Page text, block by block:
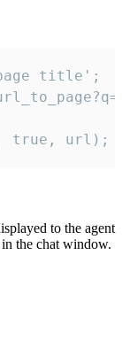
title';
true, url);
to the agent
the chat window.